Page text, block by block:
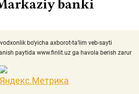
bo‘yicha axborot-ta’lim veb-sayti
paytida www.finlit.uzga havola berish zarur